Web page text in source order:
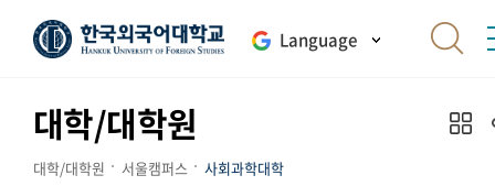
Language
대학/대학원
대학/대학원 서울캠퍼스 사회과학대학